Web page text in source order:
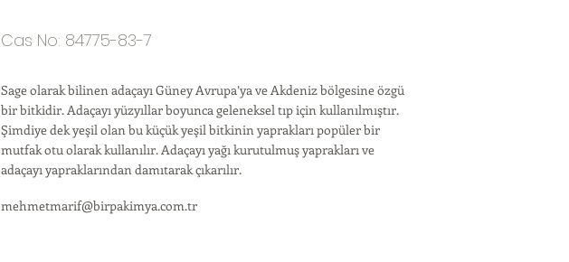
Cas No: 84775-83-7
Sage olarak bilinen adaçayı Güney Avrupa’ya ve Akdeniz bölgesine özgü
bir bitkidir. Adaçayı yüzyıllar boyunca geleneksel tıp için kullanılmıştır.
Şimdiye dek yeşil olan bu küçük yeşil bitkinin yaprakları popüler bir
mutfak otu olarak kullanılır. Adaçayı yağı kurutulmuş yaprakları ve
adaçayı yapraklarından damıtarak çıkarılır.
mehmetmarif@birpakimya.com.tr